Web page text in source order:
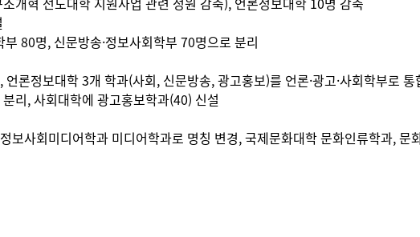
80명, 신문방송·정보사회학부 70명으로 분리
론정보대학 3개 학과(사회, 신문방송, 광고홍보)를 언론·광고·사회학부로 통
리, 사회대학에 광고홍보학과(40) 신설
사회미디어학과 미디어학과로 명칭 변경, 국제문화대학 문화인류학과, 문